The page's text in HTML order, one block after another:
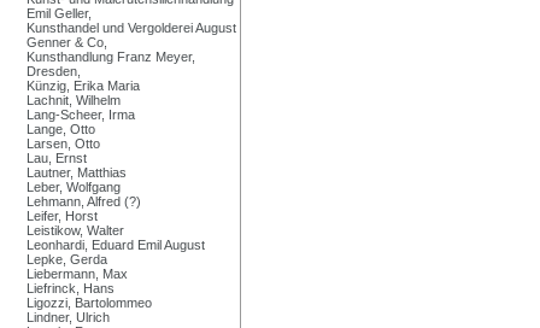
Emil Geller,
Kunsthandel und Vergolderei August
Genner & Co,
Kunsthandlung Franz Meyer,
Dresden,
Künzig, Erika Maria
Lachnit, Wilhelm
Lang-Scheer, Irma
Lange, Otto
Larsen, Otto
Lau, Ernst
Lautner, Matthias
Leber, Wolfgang
Lehmann, Alfred (?)
Leifer, Horst
Leistikow, Walter
Leonhardi, Eduard Emil August
Lepke, Gerda
Liebermann, Max
Liefrinck, Hans
Ligozzi, Bartolommeo
Lindner, Ulrich